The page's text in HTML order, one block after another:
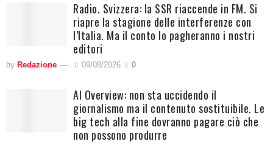
Radio. Svizzera: la SSR riaccende in FM. Si
riapre la stagione delle interferenze con
l’Italia. Ma il conto lo pagheranno i nostri
editori
by Redazione 09/08/2026 0
AI Overview: non sta uccidendo il
giornalismo ma il contenuto sostituibile. Le
big tech alla fine dovranno pagare ciò che
non possono produrre